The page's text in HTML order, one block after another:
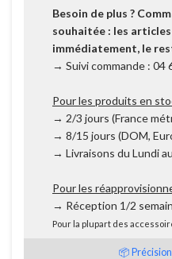
Besoin de plus ?
souhaitée : les
immédiatement, le
→ Suivi commande : 04
Pour les produits en
→ 2/3 jours (France
→ 8/15 jours (DOM,
→ Livraisons du Lundi
Pour les
→ Réception 1/2
Pour la plupart des
📦